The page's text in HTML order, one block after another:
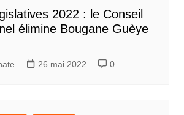
2022 : le Conseil
élimine Bougane Guèye
26 mai 2022 0